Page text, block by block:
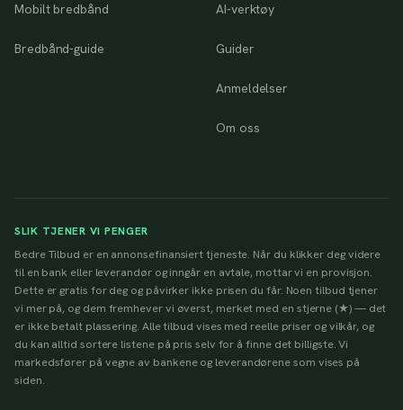
Mobilt bredbånd
Bredbånd-guide
AI-verktøy
Guider
Anmeldelser
Om oss
SLIK TJENER VI PENGER
Bedre Tilbud er en annonsefinansiert tjeneste. Når du klikker deg videre
til en bank eller leverandør og inngår en avtale, mottar vi en provisjon.
Dette er gratis for deg og påvirker ikke prisen du får. Noen tilbud tjener
vi mer på, og dem fremhever vi øverst, merket med en stjerne (★) — det
er ikke betalt plassering. Alle tilbud vises med reelle priser og vilkår, og
du kan alltid sortere listene på pris selv for å finne det billigste. Vi
markedsfører på vegne av bankene og leverandørene som vises på
siden.